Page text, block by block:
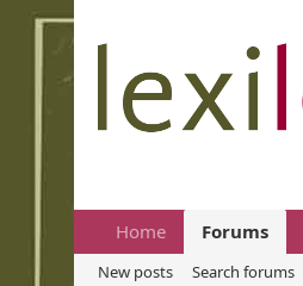
Home Forums
New posts
Search forums